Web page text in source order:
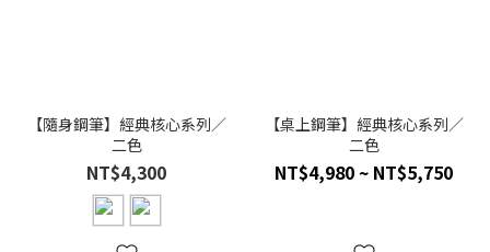
【隨身鋼筆】經典核心系列／
二色
NT$4,300
【桌上鋼筆】經典核心系列／
二色
NT$4,980 ~ NT$5,750